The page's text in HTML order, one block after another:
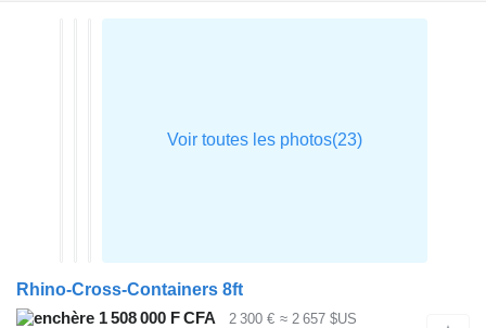
Rhino-Cross-Containers 8ft
1 508 000 F CFA
2 300 € ≈ 2 657 $US